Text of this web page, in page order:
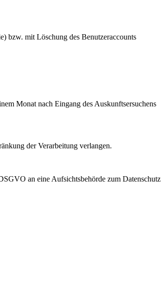
bzw. mit Löschung des Benutzeraccounts
Monat nach Eingang des Auskunftsersuchens
der Verarbeitung verlangen.
an eine Aufsichtsbehörde zum Datenschutz